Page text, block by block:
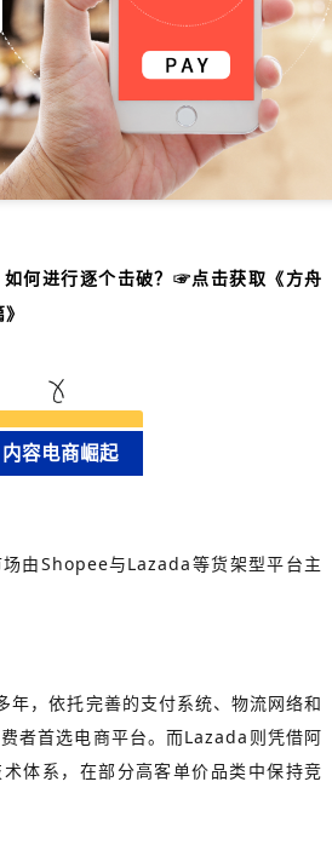
何进行逐个击破？ ☞点击获取《方舟
内容电商崛起
由Shopee与Lazada等货架型平台主
，依托完善的支付系统、物流网络和
者首选电商平台。而Lazada则凭借阿
体系，在部分高客单价品类中保持竞